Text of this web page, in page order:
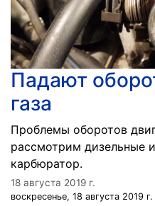
Падают
газа
Проблемы оборотов
рассмотрим дизельные
карбюратор.
18 августа 2019 г.
воскресенье, 18 августа 2019 г.